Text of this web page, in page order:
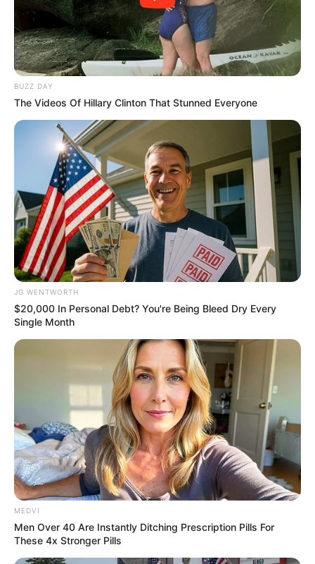
เรื่องที่ต้องระวังของชาว 12 ราศีประจำเดือนสิงหาคม
เรื่องต้องระวัง! ของชาว 12 ราศี
เดือนสิงหาคม 2566
ชาวราศีมังกร
เรื่องที่ต้องระวัง: มีเกณฑ์ต้องข้องเกี่ยวกับเรื่องรถ
เรื่องการเดินทาง ต้องระวังเรื่องอุบัติเหตุให้มาก มี
โอกาสบาดเจ็บพลาดพลั้งสูง
เคล็ดลับเสริมดวง :
แนะนำให้ไปบริจาคโลหิต หรือ
บริจาคโลงศพ เพื่อเป็นการแก้เคล็ด
ชาวราศีกุมภ์
เรื่องที่ต้องระวัง: มีดวงเสียเงินเยอะ ถ้าคิดให้ใคร
หยิบยืมให้หยุดความคิดนั้นไปเลย
เคล็ดลับเสริมดวง :ถวายน้ำมันตะเกียง เพื่อความ
รุ่งโรจน์โชติช่วงของชีวิต และทำให้พ้นจากความมืด
มิด อุปสรรคต่าง ๆ
ชาวราศีมีน
BUZZ DAY
The Videos Of Hillary Clinton That Stunned Everyone
JG WENTWORTH
$20,000 In Personal Debt? You're Being Bleed Dry Every
Single Month
MEDVI
Men Over 40 Are Instantly Ditching Prescription Pills For
These 4x Stronger Pills